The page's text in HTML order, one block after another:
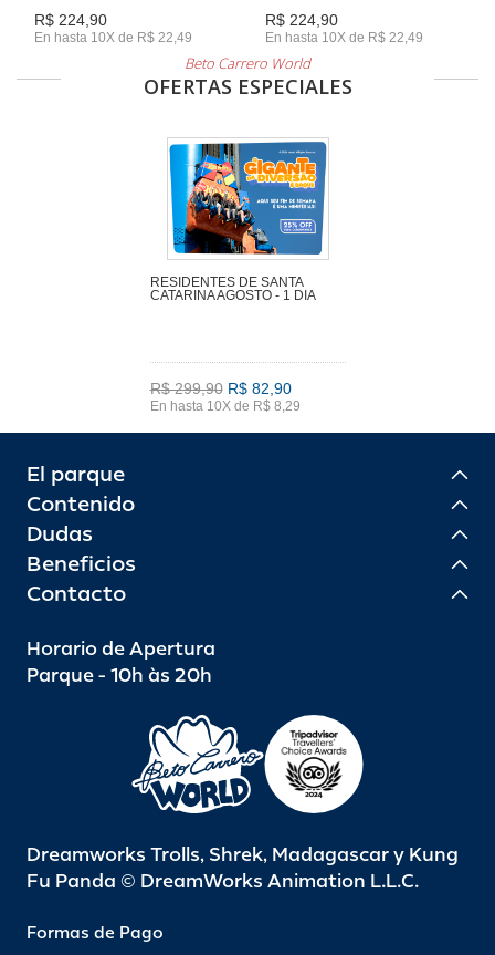
R$ 224,90
En hasta 10X de R$ 22,49
R$ 224,90
En hasta 10X de R$ 22,49
Beto Carrero World
OFERTAS ESPECIALES
RESIDENTES DE SANTA
CATARINA AGOSTO - 1 DIA
R$ 299,90 R$ 82,90
En hasta 10X de R$ 8,29
El parque
Contenido
Dudas
Beneficios
Contacto
Horario de Apertura
Parque - 10h às 20h
Dreamworks Trolls, Shrek, Madagascar y Kung
Fu Panda © DreamWorks Animation L.L.C.
Formas de Pago